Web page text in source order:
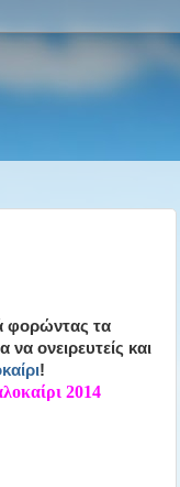
φορώντας τα
να ονειρευτείς και
!
2014